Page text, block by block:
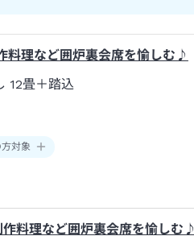
料理など囲炉裏会席を愉しむ♪
12畳＋踏込
対象
料理など囲炉裏会席を愉しむ♪